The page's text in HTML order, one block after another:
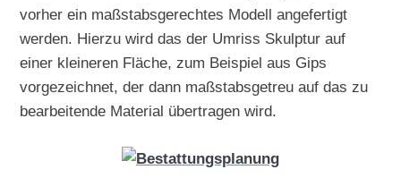
vorher ein maßstabsgerechtes Modell angefertigt
werden. Hierzu wird das der Umriss Skulptur auf
einer kleineren Fläche, zum Beispiel aus Gips
vorgezeichnet, der dann maßstabsgetreu auf das zu
bearbeitende Material übertragen wird.